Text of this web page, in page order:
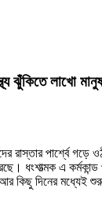
ঝুঁকিতে লাখো মানুষ
রাস্তার পার্শ্বে
ধংশাত্মক এ
কিছু দিনের মধ্যেই